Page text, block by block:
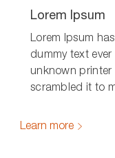
Lorem Ipsum
Lorem Ipsum
dummy text
unknown
scrambled it to
Learn more